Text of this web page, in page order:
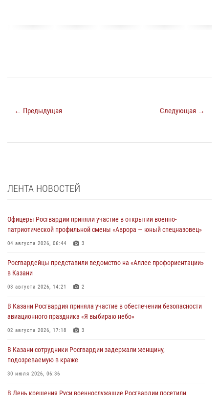
← Предыдущая Следующая →
ЛЕНТА НОВОСТЕЙ
Офицеры Росгвардии приняли участие в открытии военно-
патриотической профильной смены «Аврора — юный спецназовец»
04 августа 2026, 06:44 3
Росгвардейцы представили ведомство на «Аллее профориентации»
в Казани
03 августа 2026, 14:21 2
В Казани Росгвардия приняла участие в обеспечении безопасности
авиационного праздника «Я выбираю небо»
02 августа 2026, 17:18 3
В Казани сотрудники Росгвардии задержали женщину,
подозреваемую в краже
30 июля 2026, 06:36
В День крещения Руси военнослужащие Росгвардии посетили